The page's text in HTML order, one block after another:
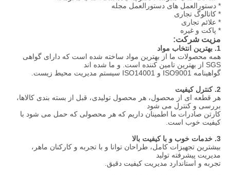
* دستورالعمل های دستورالعمل مجله
* کاتالوگ تجاری
* علائم تجاری
* پاکت و غیره
مزیت شرکت:
1. بهترین انتخاب مواد
همه محصولات ما از بهترین مواد ساخته شده است که دارای گواهی
SGS از بهترین تامین کننده است. و ما شده اند
گواهینامه ISO9001 و ISO14001 سیستم مدیریت محیط زیست.
2. کنترل کیفیت
هر قطعه ای از محصول، هر محصول تولیدی، قبل از بسته بندی کالاها،
بررسی و کنترل می شود
کارتن صادرات ما اطمینان داریم که هر محصولی که حمل می شود با
کیفیت خوب است.
3. خدمات خوب و با کیفیت بالا
بیشترین تجهیزات کامل، طراحان توانا و با تجربه و کارکنان ماهر،
مدیریت پیشرفته تولید
تجربه و استاندارد مدیریت کیفیت دقیق.